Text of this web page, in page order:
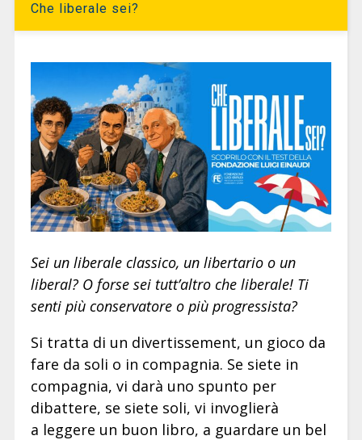
Che liberale sei?
Sei un liberale classico, un libertario o un
liberal? O forse sei tutt’altro che liberale! Ti
senti più conservatore o più progressista?
Si tratta di un divertissement, un gioco da
fare da soli o in compagnia. Se siete in
compagnia, vi darà uno spunto per
dibattere, se siete soli, vi invoglierà
a leggere un buon libro, a guardare un bel